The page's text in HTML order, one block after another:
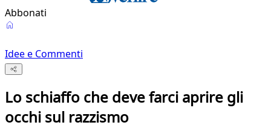
Abbonati
Idee e Commenti
Lo schiaffo che deve farci aprire gli
occhi sul razzismo